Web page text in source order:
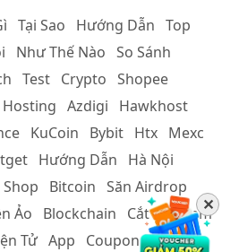
Tại Sao Hướng Dẫn Top
Như Thế Nào So Sánh
Test Crypto Shopee
Hosting Azdigi
Hawkhost
KuCoin Bybit Htx Mexc
Hướng Dẫn
Hà Nội
Bitcoin Săn Airdrop
Ảo Blockchain
Cắt Tóc Nam
Tử App Coupon Cắt Tóc
✕